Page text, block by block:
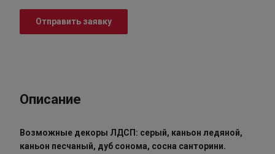
Отправить заявку
Описание
Возможные декоры ЛДСП: серый, каньон ледяной,
каньон песчаный, дуб сонома, сосна санторини.